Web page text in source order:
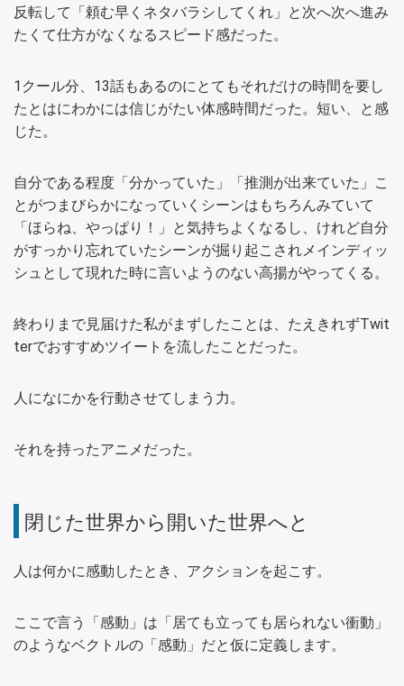
反転して「頼む早くネタバラシしてくれ」と次へ次へ進み
たくて仕方がなくなるスピード感だった。
1クール分、13話もあるのにとてもそれだけの時間を要し
たとはにわかには信じがたい体感時間だった。短い、と感
じた。
自分である程度「分かっていた」「推測が出来ていた」こ
とがつまびらかになっていくシーンはもちろんみていて
「ほらね、やっぱり！」と気持ちよくなるし、けれど自分
がすっかり忘れていたシーンが掘り起こされメインディッ
シュとして現れた時に言いようのない高揚がやってくる。
終わりまで見届けた私がまずしたことは、たえきれずTwit
terでおすすめツイートを流したことだった。
人になにかを行動させてしまう力。
それを持ったアニメだった。
閉じた世界から開いた世界へと
人は何かに感動したとき、アクションを起こす。
ここで言う「感動」は「居ても立っても居られない衝動」
のようなベクトルの「感動」だと仮に定義します。